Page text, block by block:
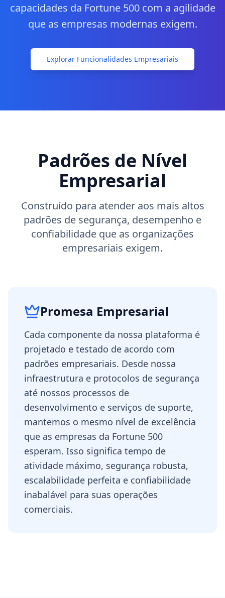
Contacto
capacidades da Fortune 500 com a agilidade
que as empresas modernas exigem.
Explorar Funcionalidades Empresariais
Padrões de Nível
Empresarial
Construído para atender aos mais altos
padrões de segurança, desempenho e
confiabilidade que as organizações
empresariais exigem.
Promesa Empresarial
Cada componente da nossa plataforma é
projetado e testado de acordo com
padrões empresariais. Desde nossa
infraestrutura e protocolos de segurança
até nossos processos de
desenvolvimento e serviços de suporte,
mantemos o mesmo nível de excelência
que as empresas da Fortune 500
esperam. Isso significa tempo de
atividade máximo, segurança robusta,
escalabilidade perfeita e confiabilidade
inabalável para suas operações
comerciais.